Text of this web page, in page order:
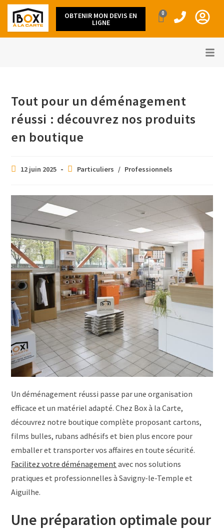
OBTENIR MON DEVIS EN
LIGNE
0
Tout pour un déménagement
réussi : découvrez nos produits
en boutique
12 juin 2025 Particuliers / Professionnels
Un déménagement réussi passe par une organisation
efficace et un matériel adapté. Chez Box à la Carte,
découvrez notre boutique complète proposant cartons,
films bulles, rubans adhésifs et bien plus encore pour
emballer et transporter vos affaires en toute sécurité.
Facilitez votre déménagement avec nos solutions
pratiques et professionnelles à Savigny-le-Temple et
Aiguilhe.
Une préparation optimale pour